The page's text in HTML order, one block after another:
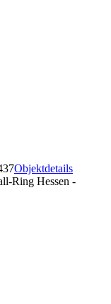
Objektdetails
Ring Hessen -